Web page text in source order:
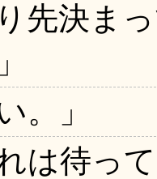
り先決ま
。」
れは待っ